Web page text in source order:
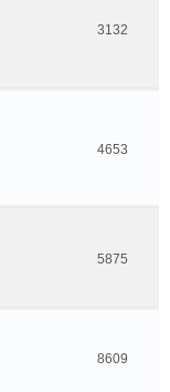
3132
4653
5875
8609